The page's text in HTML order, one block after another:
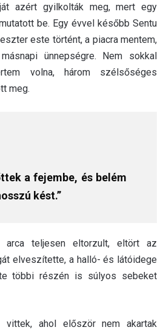
azért gyilkolták meg, mert egy
be. Egy évvel később Sentu
este történt, a piacra mentem,
ünnepségre. Nem sokkal
volna, három szélsőséges
meg.
a fejembe, és belém
kést.”
teljesen eltorzult, eltört az
elveszítette, a halló- és látóidege
többi részén is súlyos sebeket
vittek, ahol először nem akartak